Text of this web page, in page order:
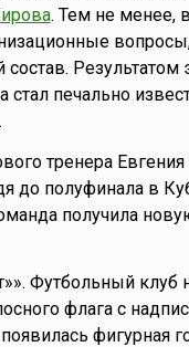
. Тем не менее,
Результатом
стал печально
тренера
до полуфинала в
получила
Футбольный клуб
флага с
фигурная